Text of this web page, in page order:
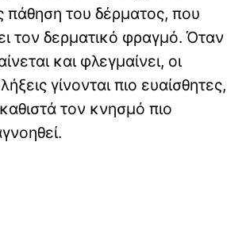
του δέρματος, που
τον δερματικό φραγμό. Όταν
και φλεγμαίνει, οι
γίνονται πιο ευαίσθητες,
τον κνησμό πιο